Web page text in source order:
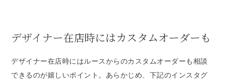
デザイナー在店時にはカスタムオーダーも
デザイナー在店時にはルースからのカスタムオーダーも相談
できるのが嬉しいポイント。あらかじめ、下記のインスタグ